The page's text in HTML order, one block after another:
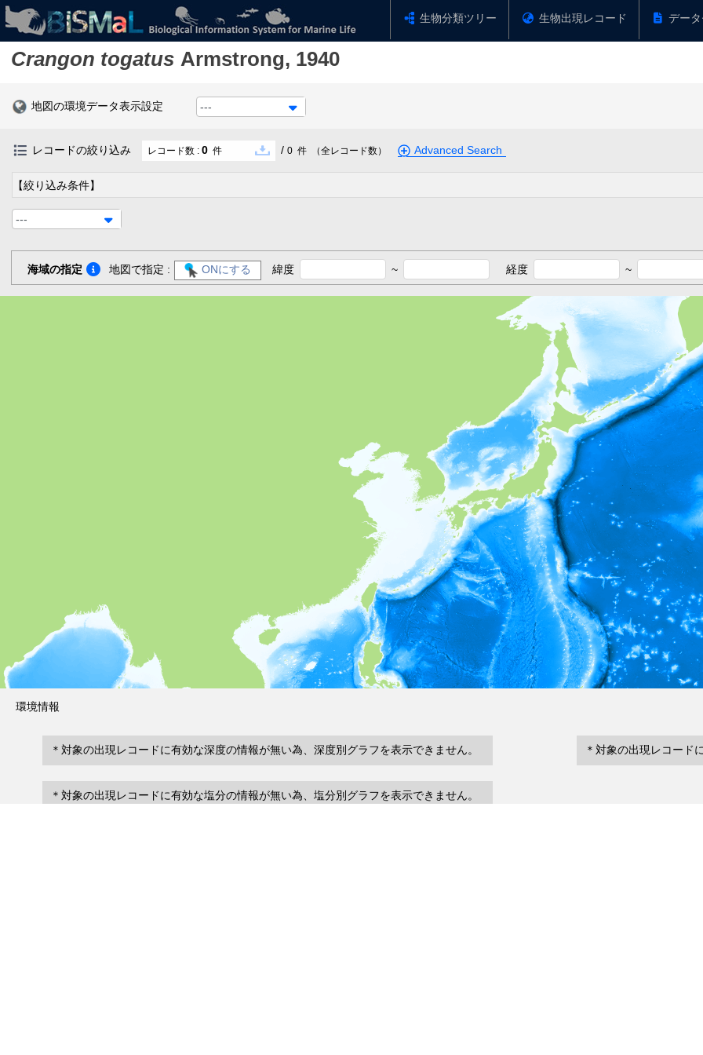
生物分類ツリー 生物出現レコード デー
Crangon togatus Armstrong, 1940
地図の環境データ表示設定 ---
レコードの絞り込み レコード数 : 0 件 / 0 件 （全レコード数） Advanced Search
【絞り込み条件】
---
海域の指定 地図で指定 : ONにする 緯度 ~ 経度 ~
環境情報
＊対象の出現レコードに有効な深度の情報が無い為、深度別グラフを表示できません。 ＊対象の出現レコード
＊対象の出現レコードに有効な塩分の情報が無い為、塩分別グラフを表示できません。